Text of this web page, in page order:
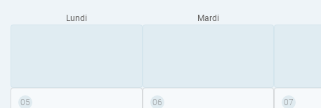
Lundi Mardi
05 06 07